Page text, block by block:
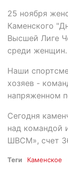
25 ноября
Каменского
Высшей Лиге
среди женщин.
Наши
хозяев -
напряженном
Сегодня
над командой
ШВСМ», счет
Теги Каменское